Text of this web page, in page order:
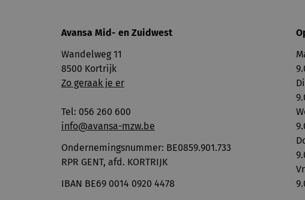
Avansa Mid- en Zuidwest
Wandelweg 11
8500 Kortrijk
Zo geraak je er
Tel: 056 260 600
info@avansa-mzw.be
Ondernemingsnummer: BE0859.901.733
RPR GENT, afd. KORTRIJK
IBAN BE69 0014 0920 4478